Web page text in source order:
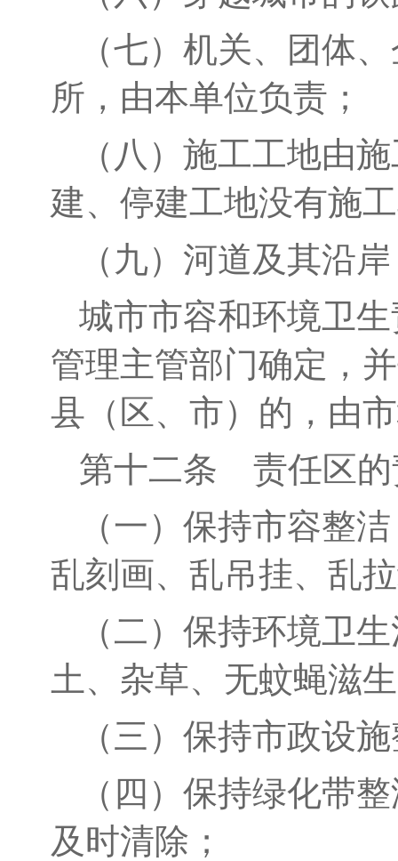
（七）机关、团体
所，由本单位负责；
（八） 施工工地由
建、停建工地没有施
（九）河道及其沿
城市市容和环境卫
管理主管部门确定，
县（区、市）的，由
第十二条 责任区
（一）保持市容整
乱刻画、乱吊挂、乱
（二）保持环境卫
土、杂草、无蚊蝇滋
（三）保持市政设
（四）保持绿化带
及时清除；